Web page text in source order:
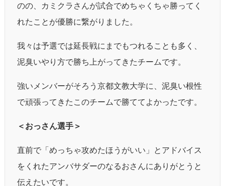
のの、カミクラさんが試合でめちゃくちゃ勝ってく
れたことが優勝に繋がりました。
我々は予選では延長戦にまでもつれることも多く、
泥臭いやり方で勝ち上がってきたチームです。
強いメンバーがそろう京都文教大学に、泥臭い根性
で頑張ってきたこのチームで勝ててよかったです。
＜おっさん選手＞
直前で「めっちゃ攻めたほうがいい」とアドバイス
をくれたアンバサダーのなるおさんにありがとうと
伝えたいです。